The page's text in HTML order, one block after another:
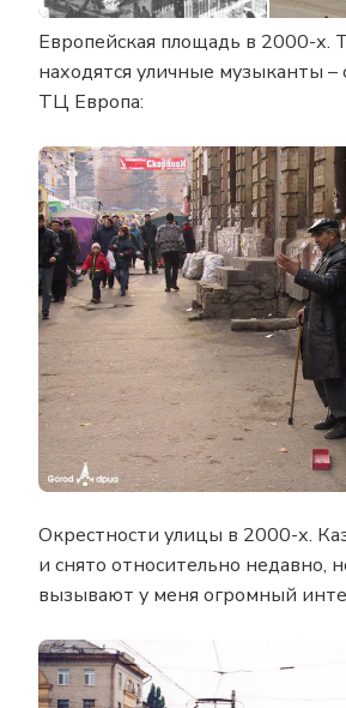
Европейская площадь в 2000-х.
находятся уличные музыканты –
ТЦ Европа:
Окрестности улицы в 2000-х.
и снято относительно недавно,
вызывают у меня огромный